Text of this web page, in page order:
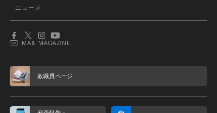
ニュース
MAIL MAGAZINE
教職員ページ